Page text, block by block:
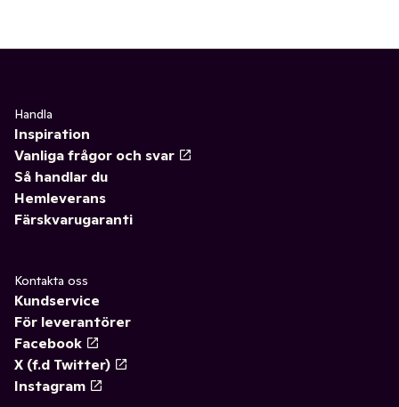
Handla
Inspiration
Vanliga frågor och svar
Så handlar du
Hemleverans
Färskvarugaranti
Kontakta oss
Kundservice
För leverantörer
Facebook
X (f.d Twitter)
Instagram